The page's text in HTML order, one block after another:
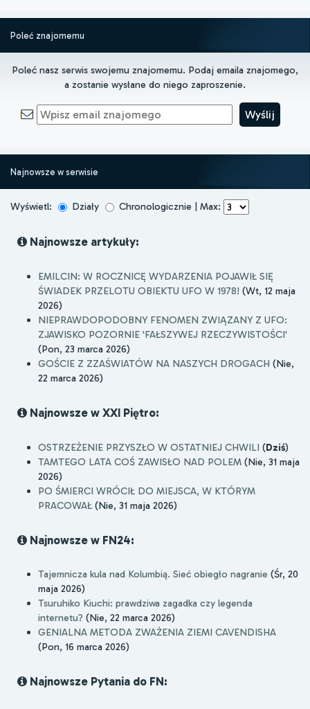
Poleć znajomemu
Poleć nasz serwis swojemu znajomemu. Podaj emaila znajomego,
a zostanie wysłane do niego zaproszenie.
Najnowsze w serwisie
Wyświetl: Działy Chronologicznie | Max:
Najnowsze artykuły:
EMILCIN: W ROCZNICĘ WYDARZENIA POJAWIŁ SIĘ
ŚWIADEK PRZELOTU OBIEKTU UFO W 1978! (Wt, 12 maja
2026)
NIEPRAWDOPODOBNY FENOMEN ZWIĄZANY Z UFO:
ZJAWISKO POZORNIE 'FAŁSZYWEJ RZECZYWISTOŚCI'
(Pon, 23 marca 2026)
GOŚCIE Z ZZAŚWIATÓW NA NASZYCH DROGACH (Nie,
22 marca 2026)
Najnowsze w XXI Piętro:
OSTRZEŻENIE PRZYSZŁO W OSTATNIEJ CHWILI (Dziś)
TAMTEGO LATA COŚ ZAWISŁO NAD POLEM (Nie, 31 maja
2026)
PO ŚMIERCI WRÓCIŁ DO MIEJSCA, W KTÓRYM
PRACOWAŁ (Nie, 31 maja 2026)
Najnowsze w FN24:
Tajemnicza kula nad Kolumbią. Sieć obiegło nagranie (Śr, 20
maja 2026)
Tsuruhiko Kiuchi: prawdziwa zagadka czy legenda
internetu? (Nie, 22 marca 2026)
GENIALNA METODA ZWAŻENIA ZIEMI CAVENDISHA
(Pon, 16 marca 2026)
Najnowsze Pytania do FN: